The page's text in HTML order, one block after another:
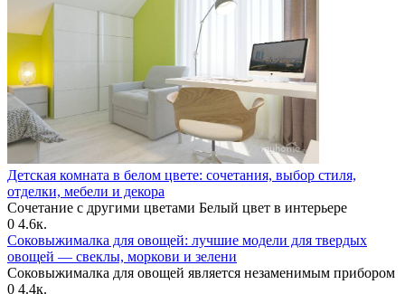
Детская комната в белом цвете: сочетания, выбор стиля,
отделки, мебели и декора
Сочетание с другими цветами Белый цвет в интерьере
0 4.6к.
Соковыжималка для овощей: лучшие модели для твердых
овощей — свеклы, моркови и зелени
Соковыжималка для овощей является незаменимым прибором
0 4.4к.